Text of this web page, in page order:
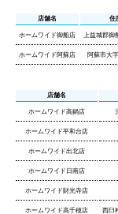
店舗名 住
ホームワイド御船店 上益城郡御
ホームワイド阿蘇店 阿蘇市大
店舗名
ホームワイド高鍋店
ホームワイド平和台店
ホームワイド出北店
ホームワイド日南店
ホームワイド財光寺店
ホームワイド高千穂店 西臼